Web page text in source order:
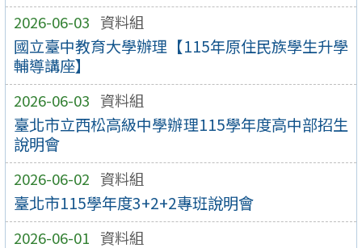
2026-06-03 資料組
國立臺中教育大學辦理【115年原住民族學生升學
輔導講座】
2026-06-03 資料組
臺北市立西松高級中學辦理115學年度高中部招生
說明會
2026-06-02 資料組
臺北市115學年度3+2+2專班說明會
2026-06-01 資料組